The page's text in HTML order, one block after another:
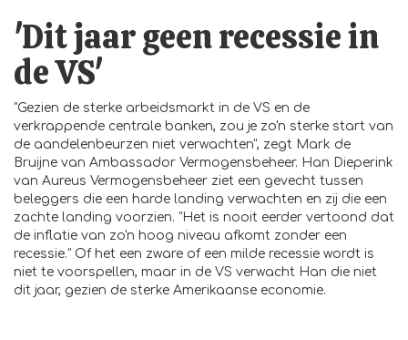
'Dit jaar geen recessie in
de VS'
"Gezien de sterke arbeidsmarkt in de VS en de
verkrappende centrale banken, zou je zo'n sterke start van
de aandelenbeurzen niet verwachten", zegt Mark de
Bruijne van Ambassador Vermogensbeheer. Han Dieperink
van Aureus Vermogensbeheer ziet een gevecht tussen
beleggers die een harde landing verwachten en zij die een
zachte landing voorzien. "Het is nooit eerder vertoond dat
de inflatie van zo'n hoog niveau afkomt zonder een
recessie." Of het een zware of een milde recessie wordt is
niet te voorspellen, maar in de VS verwacht Han die niet
dit jaar, gezien de sterke Amerikaanse economie.